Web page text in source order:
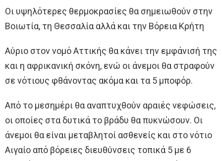
Οι υψηλότερες θερμοκρασίες θα σημειωθούν στην
Βοιωτία, τη Θεσσαλία αλλά και την Βόρεια Κρήτη
Αύριο στον νομό Αττικής θα κάνει την εμφάνισή της
και η αφρικανική σκόνη, ενώ οι άνεμοι θα στραφούν
σε νότιους φθάνοντας ακόμα και τα 5 μποφόρ.
Από το μεσημέρι θα αναπτυχθούν αραιές νεφώσεις,
οι οποίες στα δυτικά το βράδυ θα πυκνώσουν. Οι
άνεμοι θα είναι μεταβλητοί ασθενείς και στο νότιο
Αιγαίο από βόρειες διευθύνσεις τοπικά 5 με 6